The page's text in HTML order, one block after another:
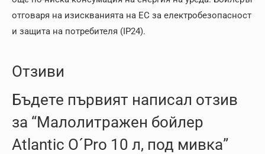
отговаря на изискванията на ЕС за електробезопасност
и защита на потребителя (IP24).
Отзиви
Бъдете първият написал отзив
за “Малолитражен бойлер
Atlantic O´Pro 10 л, под мивка”